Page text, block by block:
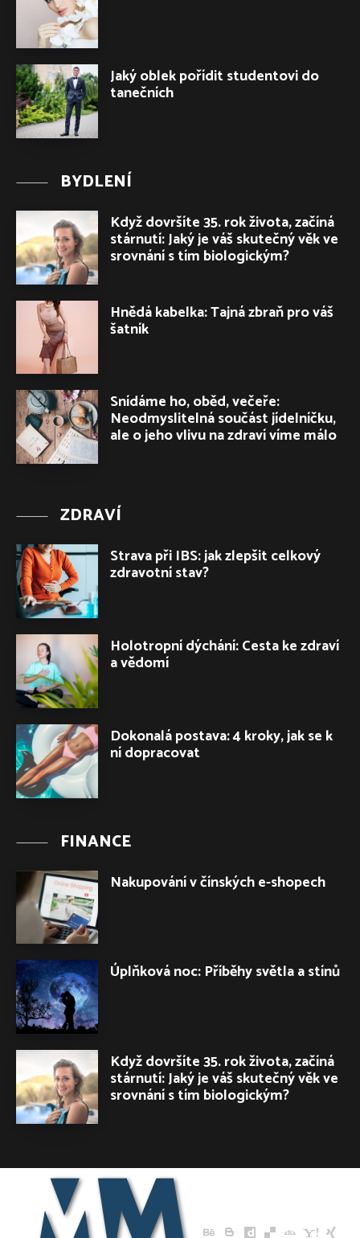
Jaký oblek pořídit studentovi do
tanečních
BYDLENÍ
Když dovršíte 35. rok života, začíná
stárnutí: Jaký je váš skutečný věk ve
srovnání s tím biologickým?
Hnědá kabelka: Tajná zbraň pro váš
šatník
Snídáme ho, oběd, večeře:
Neodmyslitelná součást jídelníčku,
ale o jeho vlivu na zdraví víme málo
ZDRAVÍ
Strava při IBS: jak zlepšit celkový
zdravotní stav?
Holotropní dýchání: Cesta ke zdraví
a vědomí
Dokonalá postava: 4 kroky, jak se k
ní dopracovat
FINANCE
Nakupování v čínských e-shopech
Úplňková noc: Příběhy světla a stínů
Když dovršíte 35. rok života, začíná
stárnutí: Jaký je váš skutečný věk ve
srovnání s tím biologickým?